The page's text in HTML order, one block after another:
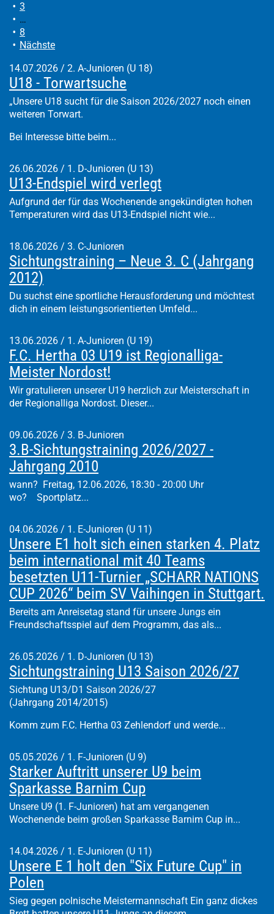
3
…
8
Nächste
14.07.2026 / 2. A-Junioren (U 18)
U18 - Torwartsuche
„Unsere U18 sucht für die Saison 2026/2027 noch einen
weiteren Torwart.
Bei Interesse bitte beim...
26.06.2026 / 1. D-Junioren (U 13)
U13-Endspiel wird verlegt
Aufgrund der für das Wochenende angekündigten hohen
Temperaturen wird das U13-Endspiel nicht wie...
18.06.2026 / 3. C-Junioren
Sichtungstraining – Neue 3. C (Jahrgang
2012)
Du suchst eine sportliche Herausforderung und möchtest
dich in einem leistungsorientierten Umfeld...
13.06.2026 / 1. A-Junioren (U 19)
F.C. Hertha 03 U19 ist Regionalliga-
Meister Nordost!
Wir gratulieren unserer U19 herzlich zur Meisterschaft in
der Regionalliga Nordost. Dieser...
09.06.2026 / 3. B-Junioren
3.B-Sichtungstraining 2026/2027 -
Jahrgang 2010
wann? Freitag, 12.06.2026, 18:30 - 20:00 Uhr
wo? Sportplatz...
04.06.2026 / 1. E-Junioren (U 11)
Unsere E1 holt sich einen starken 4. Platz
beim international mit 40 Teams
besetzten U11-Turnier „SCHARR NATIONS
CUP 2026“ beim SV Vaihingen in Stuttgart.
Bereits am Anreisetag stand für unsere Jungs ein
Freundschaftsspiel auf dem Programm, das als...
26.05.2026 / 1. D-Junioren (U 13)
Sichtungstraining U13 Saison 2026/27
Sichtung U13/D1 Saison 2026/27
(Jahrgang 2014/2015)
Komm zum F.C. Hertha 03 Zehlendorf und werde...
05.05.2026 / 1. F-Junioren (U 9)
Starker Auftritt unserer U9 beim
Sparkasse Barnim Cup
Unsere U9 (1. F-Junioren) hat am vergangenen
Wochenende beim großen Sparkasse Barnim Cup in...
14.04.2026 / 1. E-Junioren (U 11)
Unsere E 1 holt den "Six Future Cup" in
Polen
Sieg gegen polnische Meistermannschaft Ein ganz dickes